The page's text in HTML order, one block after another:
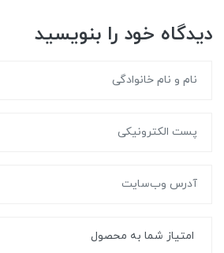
دیدگاه خود را بنویسید